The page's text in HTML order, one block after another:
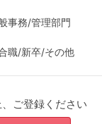
事務/管理部門
職/新卒/その他
ご登録ください